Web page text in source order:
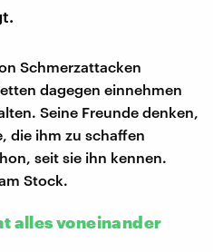
Schmerzattacken
dagegen einnehmen
Seine Freunde denken,
die ihm zu schaffen
seit sie ihn kennen.
Stock.
alles voneinander